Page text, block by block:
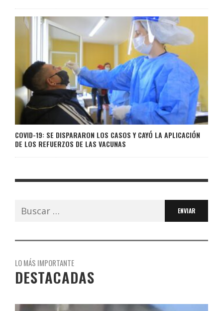
COVID-19: SE DISPARARON LOS CASOS Y CAYÓ LA APLICACIÓN
DE LOS REFUERZOS DE LAS VACUNAS
Buscar:
LO MÁS IMPORTANTE
DESTACADAS